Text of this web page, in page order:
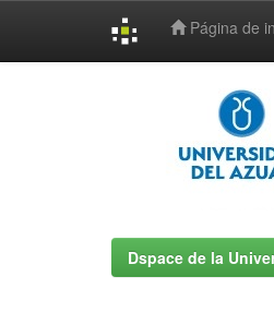
Página de
Dspace de la